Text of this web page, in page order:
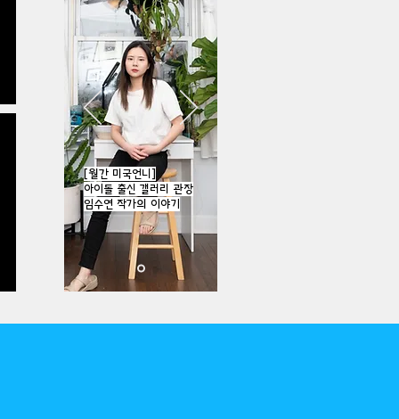
[월간 미국언니]
아이돌 출신 갤러리 관장
임수연 작가의 이야기